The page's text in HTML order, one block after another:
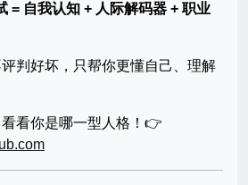
= 自我认知 + 人际解码器 + 职业
判好坏，只帮你更懂自己、理解
看你是哪一型人格！👉